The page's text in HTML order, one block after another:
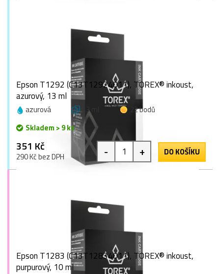
Epson T1292 (C13T12924011), TOREX® inkoust,
azurový, 13 ml
azurová 13 ml
22 bodů
Skladem > 9 ks
351 Kč
290 Kč bez DPH - + DO KOŠÍKU
Epson T1283 (C13T12834011), TOREX® inkoust,
purpurový, 10 ml